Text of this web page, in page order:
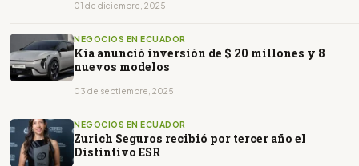
01 de diciembre, 2025
NEGOCIOS EN ECUADOR
Kia anunció inversión de $ 20 millones y 8
nuevos modelos
03 de septiembre, 2025
NEGOCIOS EN ECUADOR
Zurich Seguros recibió por tercer año el
Distintivo ESR